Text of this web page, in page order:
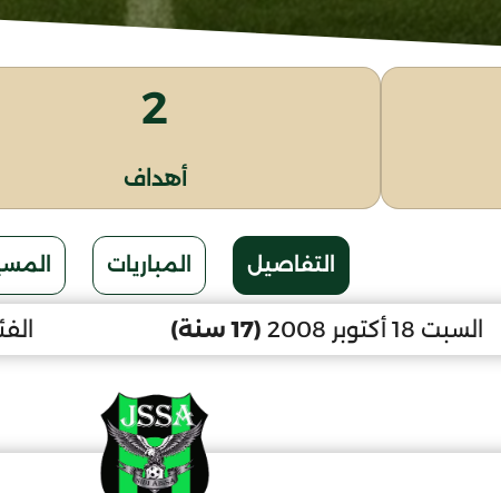
2
أهداف
التفاصيل المباريات
السبت 18 أكتوبر 2008 (17 سنة)